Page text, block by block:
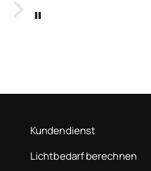
Kundendienst
Lichtbedarf berechnen